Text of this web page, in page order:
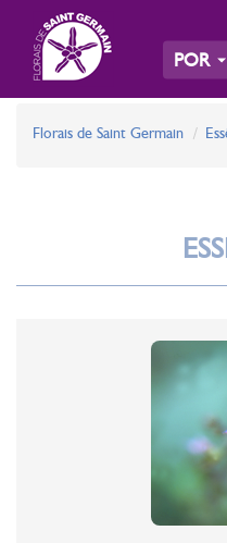
POR
Florais de Saint Germain